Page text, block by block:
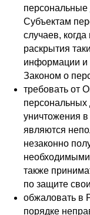
персональные
Субъектам
случаев,
раскрытия
информации и
Законом о
требовать от
персональных
уничтожения
являются
незаконно
необходимыми
также
по защите
обжаловать в
порядке